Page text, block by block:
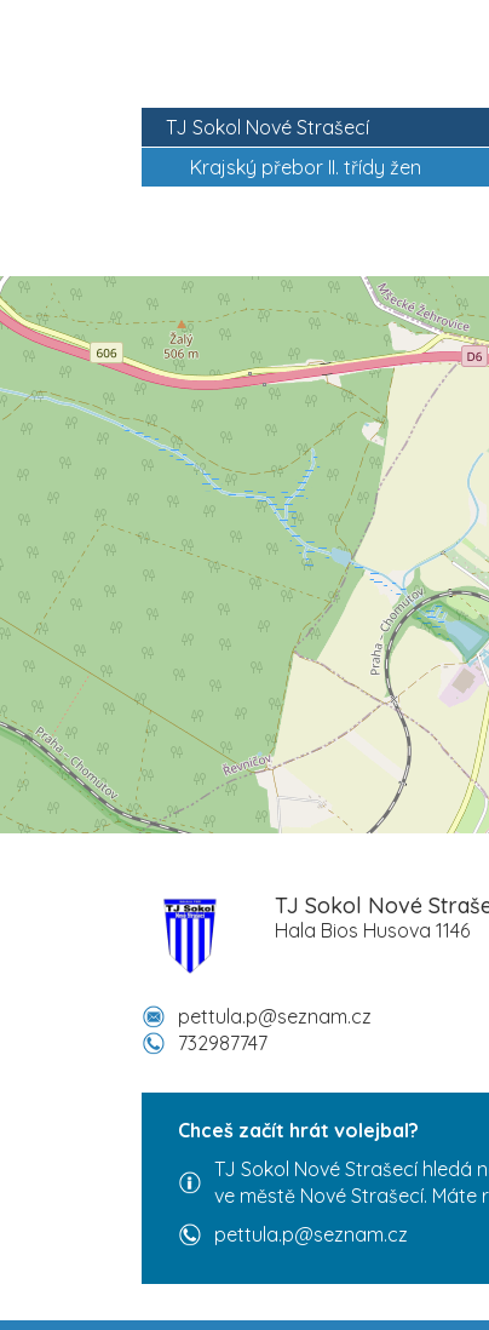
TJ Sokol Nové Strašecí
Krajský přebor II. třídy žen
TJ Sokol Nové
Hala Bios Husova 1146
pettula.p@seznam.cz
732987747
Chceš začít hrát volejbal?
TJ Sokol Nové Strašecí hledá
ve městě Nové Strašecí.
pettula.p@seznam.cz